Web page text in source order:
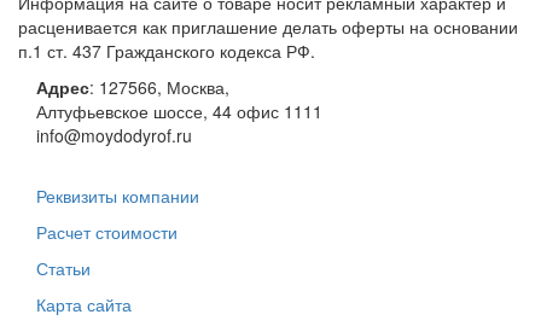
расценивается как приглашение делать оферты на основании
п.1 ст. 437 Гражданского кодекса РФ.
Адрес: 127566, Москва,
Алтуфьевское шоссе, 44 офис 1111
info@moydodyrof.ru
Реквизиты компании
Расчет стоимости
Статьи
Карта сайта